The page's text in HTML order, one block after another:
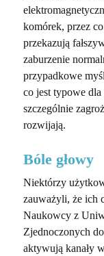
komórek, przez
przekazują
zaburzenie
przypadkowe
co jest typowe
szczególnie
rozwijają.
Bóle głowy
Niektórzy
zauważyli, że ich
Naukowcy z
Zjednoczonych
aktywują kanały